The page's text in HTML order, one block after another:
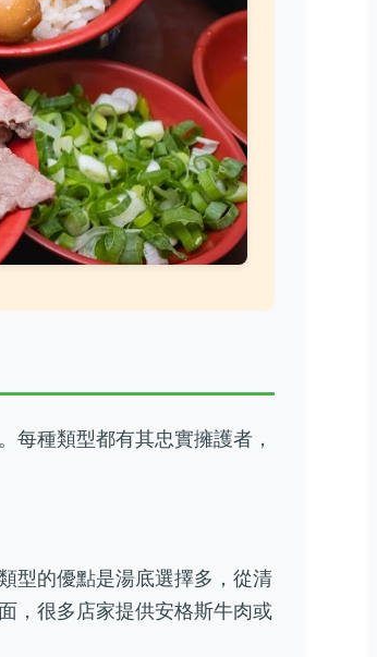
每種類型都有其忠實擁護者，
型的優點是湯底選擇多，從清
，很多店家提供安格斯牛肉或